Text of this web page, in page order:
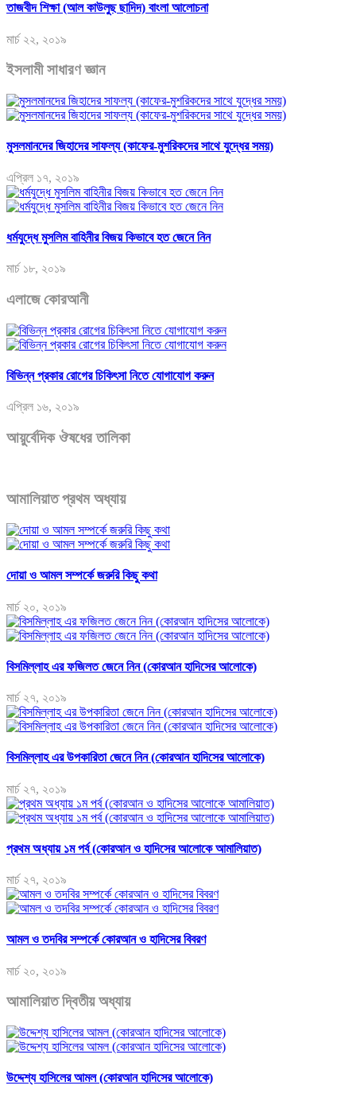
তাজবীদ শিক্ষা (আল কাউলুছ ছাদিদ) বাংলা আলোচনা
মার্চ ২২, ২০১৯
ইসলামী সাধারণ জ্ঞান
মুসলমানদের জিহাদের সাফল্য (কাফের-মুশরিকদের সাথে যুদ্ধের সময়)
এপ্রিল ১৭, ২০১৯
ধর্মযুদ্ধে মুসলিম বাহিনীর বিজয় কিভাবে হত জেনে নিন
মার্চ ১৮, ২০১৯
এলাজে কোরআনী
বিভিন্ন প্রকার রোগের চিকিৎসা নিতে যোগাযোগ করুন
এপ্রিল ১৬, ২০১৯
আয়ুর্বেদিক ঔষধের তালিকা
আমালিয়াত প্রথম অধ্যায়
দোয়া ও আমল সম্পর্কে জরুরি কিছু কথা
মার্চ ২০, ২০১৯
বিসমিল্লাহ এর ফজিলত জেনে নিন (কোরআন হাদিসের আলোকে)
মার্চ ২৭, ২০১৯
বিসমিল্লাহ এর উপকারিতা জেনে নিন (কোরআন হাদিসের আলোকে)
মার্চ ২৭, ২০১৯
প্রথম অধ্যায় ১ম পর্ব (কোরআন ও হাদিসের আলোকে আমালিয়াত)
মার্চ ২৭, ২০১৯
আমল ও তদবির সম্পর্কে কোরআন ও হাদিসের বিবরণ
মার্চ ২০, ২০১৯
আমালিয়াত দ্বিতীয় অধ্যায়
উদ্দেশ্য হাসিলের আমল (কোরআন হাদিসের আলোকে)